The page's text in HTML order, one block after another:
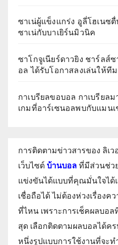
ซาเน่ผู้แข็งแกร่ง อูลี่โฮเนซ
ซาเน่กับบาเยิร์นมิวนิค
ซาโกจูเนียร์ดาวยิง ชาร์ลส์ซ
อล ได้รับโอกาสลงเล่นให้ที
กาเบรียลขอบอล กาเบรียล
เกมที่อาร์เซนอลพบกับแมนเ
การติดตามข่าวสารของ ลิเ
เว็บไซต์ บ้านบอล ที่มีส่วนช่ว
แข่งขันได้แบบที่คุณมั่นใจได้
เชื่อถือได้ ไม่ต้องห่วงเรื่องค
ที่ไหน เพราะการเช็คผลบอ
สุด เลือกติดตามผลบอลได้ค
หนึ่งรูปแบบการใช้งานที่จะท